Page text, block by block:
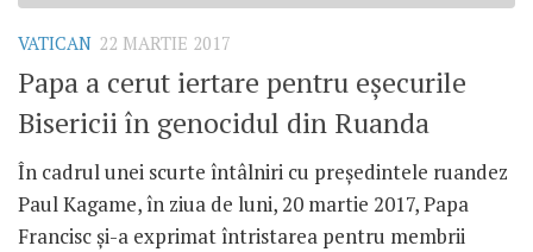
VATICAN 22 MARTIE 2017
Papa a cerut iertare pentru eșecurile
Bisericii în genocidul din Ruanda
În cadrul unei scurte întâlniri cu președintele ruandez
Paul Kagame, în ziua de luni, 20 martie 2017, Papa
Francisc și-a exprimat întristarea pentru membrii